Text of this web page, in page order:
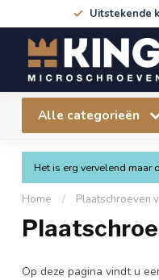
Uitstekende
Alle categorieën
Het is erg vervelend maar
Home / Plaatschroeven
Op deze pagina vindt u